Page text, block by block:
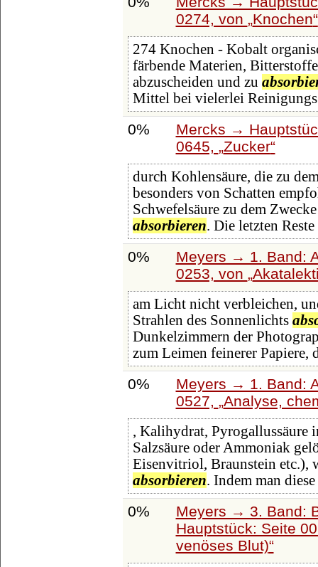
0274, von Knochen
274 Knochen - Kobalt
färbende Materien,
abzuscheiden und zu
Mittel bei vielerlei Reinigungs
0%
Mercks →
0645,
Zucker
durch Kohlensäure, die zu
besonders von Schatten
Schwefelsäure zu dem
absorbieren. Die letzten
0%
Meyers → 1. Band:
0253, von
am Licht nicht verbleichen,
Strahlen des Sonnenlichts
Dunkelzimmern der
zum Leimen feinerer Papiere,
0%
Meyers → 1. Band:
0527,
Analyse,
, Kalihydrat, Pyrogallussäure
Salzsäure oder Ammoniak
Eisenvitriol, Braunstein etc.),
absorbieren. Indem man
0%
Meyers → 3. Band:
Hauptstück: Seite
venöses Blut)